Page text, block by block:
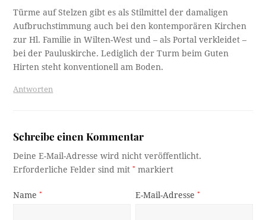
Türme auf Stelzen gibt es als Stilmittel der damaligen
Aufbruchstimmung auch bei den kontemporären Kirchen
zur Hl. Familie in Wilten-West und – als Portal verkleidet –
bei der Pauluskirche. Lediglich der Turm beim Guten
Hirten steht konventionell am Boden.
Antworten
Schreibe einen Kommentar
Deine E-Mail-Adresse wird nicht veröffentlicht.
Erforderliche Felder sind mit* markiert
Name* E-Mail-Adresse*